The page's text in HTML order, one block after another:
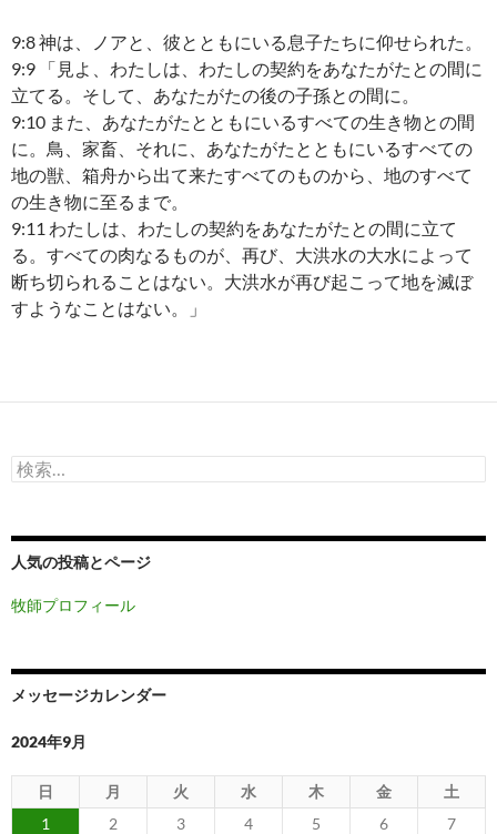
9:8 神は、ノアと、彼とともにいる息子たちに仰せられた。
9:9 「見よ、わたしは、わたしの契約をあなたがたとの間に
立てる。そして、あなたがたの後の子孫との間に。
9:10 また、あなたがたとともにいるすべての生き物との間
に。鳥、家畜、それに、あなたがたとともにいるすべての
地の獣、箱舟から出て来たすべてのものから、地のすべて
の生き物に至るまで。
9:11 わたしは、わたしの契約をあなたがたとの間に立て
る。すべての肉なるものが、再び、大洪水の大水によって
断ち切られることはない。大洪水が再び起こって地を滅ぼ
すようなことはない。」
検
索:
人気の投稿とページ
牧師プロフィール
メッセージカレンダー
2024年9月
日 月 火 水 木 金
土
1
2 3 4 5 6
7